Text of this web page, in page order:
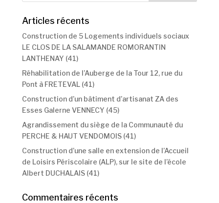
Articles récents
Construction de 5 Logements individuels sociaux
LE CLOS DE LA SALAMANDE ROMORANTIN
LANTHENAY (41)
Réhabilitation de l’Auberge de la Tour 12, rue du
Pont à FRETEVAL (41)
Construction d’un bâtiment d’artisanat ZA des
Esses Galerne VENNECY (45)
Agrandissement du siège de la Communauté du
PERCHE & HAUT VENDOMOIS (41)
Construction d’une salle en extension de l’Accueil
de Loisirs Périscolaire (ALP), sur le site de l’école
Albert DUCHALAIS (41)
Commentaires récents